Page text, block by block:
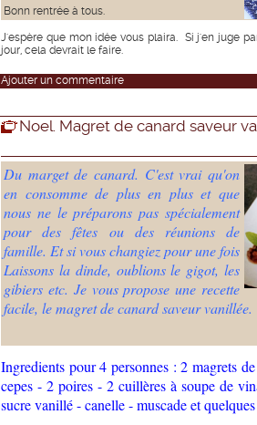
Bonn rentrée à tous.
J'espère que mon idée vous plaira. Si j'en juge
jour, cela devrait le faire.
Ajouter un commentaire
Noel. Magret de canard saveur
Du marget de canard. C'est vrai qu'on
en consomme de plus en plus et que
nous ne le préparons pas spécialement
pour des fêtes ou des réunions de
famille. Et si vous changiez pour une fois
Laissons la dinde, oublions le gigot, les
gibiers etc. Je vous propose une recette
facile, le magret de canard saveur vanillée.
Ingredients pour 4 personnes : 2 magrets
cepes - 2 poires - 2 cuillères à soupe de
sucre vanillé - canelle - muscade et